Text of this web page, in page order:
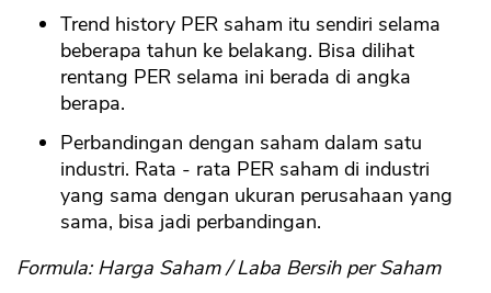
Trend history PER saham itu sendiri selama
beberapa tahun ke belakang. Bisa dilihat
rentang PER selama ini berada di angka
berapa.
Perbandingan dengan saham dalam satu
industri. Rata - rata PER saham di industri
yang sama dengan ukuran perusahaan yang
sama, bisa jadi perbandingan.
Formula: Harga Saham / Laba Bersih per Saham